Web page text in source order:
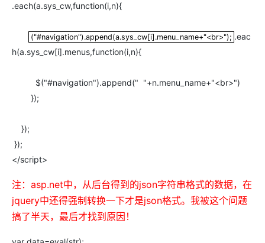
.each(a.sys_cw,function(i,n){
("#navigation").append(a.sys_cw[i].menu_name+"<br>");
("#navigation").append(a.sys_cw[i].menu_name+"<br>");
.eac
h(a.sys_cw[i].menus,function(i,n){
$("#navigation").append(" "+n.menu_name+"<br>")
});
});
});
</script>
注：asp.net中，从后台得到的json字符串格式的数据，在
jquery中还得强制转换一下才是json格式。我被这个问题
搞了半天，最后才找到原因！